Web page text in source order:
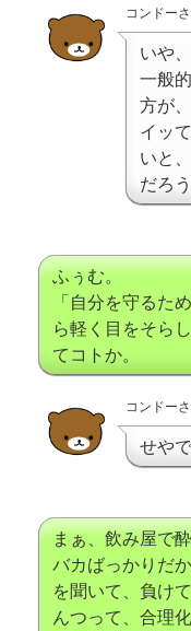
コンドー
いや
一般
方が
イッ
いと
だろう
ふぅむ。
「自分を守るた
ら軽く目をそら
てコトか。
コンドー
せやで
まぁ、飲み屋で
バカばっかりだ
を聞いて、負け
んつって、合理